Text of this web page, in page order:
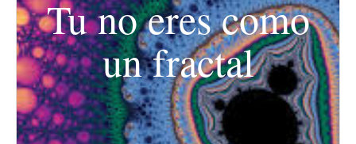
Tu no eres como
un fractal